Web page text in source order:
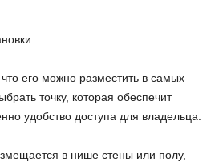
его можно разместить в самых
точку, которая обеспечит
удобство доступа для владельца.
в нише стены или полу,